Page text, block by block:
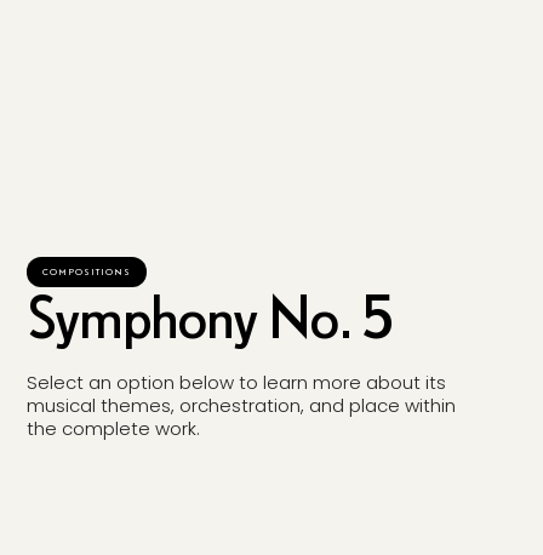
COMPOSITIONS
Symphony No. 5
Select an option below to learn more about its
musical themes, orchestration, and place within
the complete work.